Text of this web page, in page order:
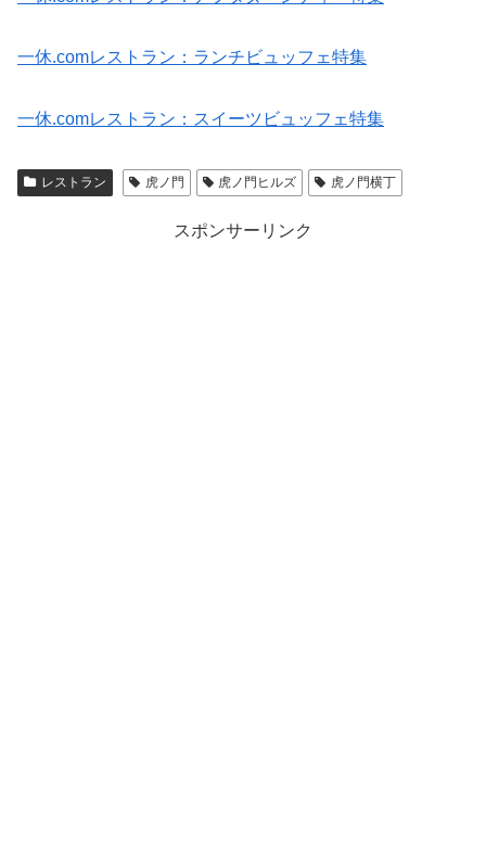
一休.comレストラン：ランチビュッフェ特集
一休.comレストラン：スイーツビュッフェ特集
レストラン 虎ノ門 虎ノ門ヒルズ 虎ノ門横丁
スポンサーリンク